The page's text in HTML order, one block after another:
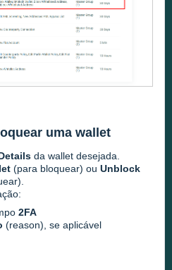
uma wallet
da wallet desejada.
(para bloquear) ou Unblock
2FA
(reason), se aplicável